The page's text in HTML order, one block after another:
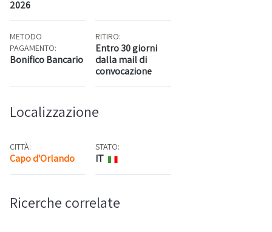
2026
METODO
PAGAMENTO:
Bonifico Bancario
RITIRO:
Entro 30 giorni
dalla mail di
convocazione
Localizzazione
CITTÀ:
Capo d'Orlando Mappa
STATO:
IT
Ricerche correlate